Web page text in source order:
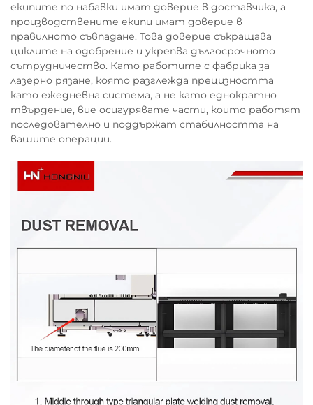
екипите по набавки имат доверие в доставчика, а
производствените екипи имат доверие в
правилното съвпадане. Това доверие съкращава
циклите на одобрение и укрепва дългосрочното
сътрудничество. Като работите с фабрика за
лазерно рязане, която разглежда прецизността
като ежедневна система, а не като еднократно
твърдение, вие осигурявате части, които работят
последователно и поддържат стабилността на
вашите операции.